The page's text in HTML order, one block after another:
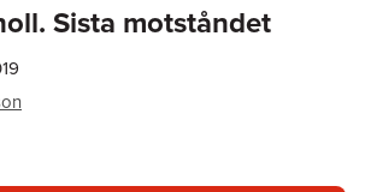
Sista motståndet